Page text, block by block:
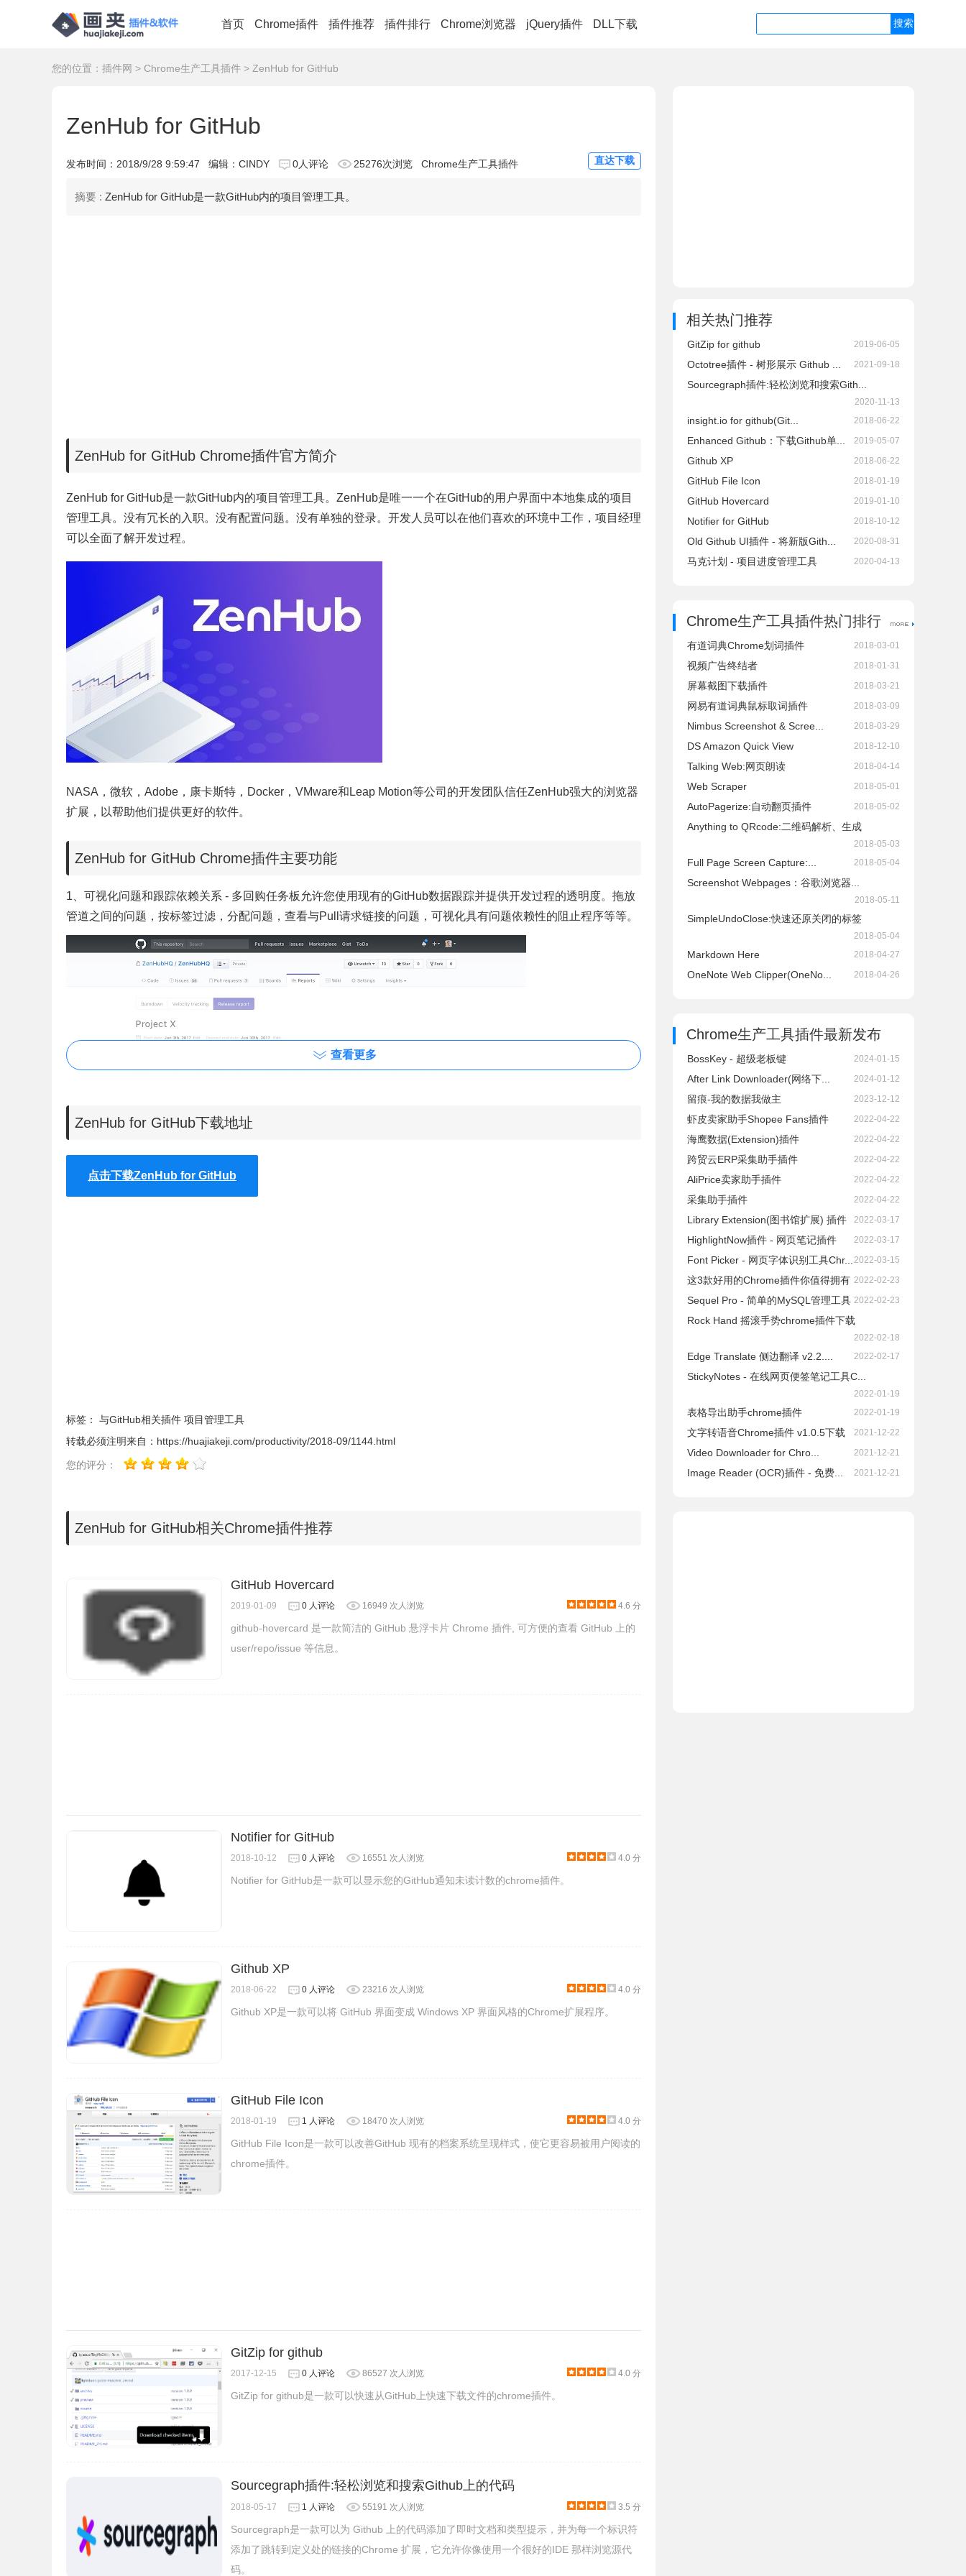
首页 Chrome插件 插件推荐 插件排行 Chrome浏览器 jQuery插件 DLL下载
您的位置： 插件网 > Chrome生产工具插件 > ZenHub for GitHub
ZenHub for GitHub
发布时间： 2018/9/28 9:59:47 编辑：CINDY 0人评论 25276次浏览 Chrome生产工具插件 直达下载
摘要 : ZenHub for GitHub是一款GitHub内的项目管理工具。
ZenHub for GitHub Chrome插件官方简介
ZenHub for GitHub是一款GitHub内的项目管理工具。ZenHub是唯一一个在GitHub的用户界面中本地集成的项目
管理工具。没有冗长的入职。没有配置问题。没有单独的登录。开发人员可以在他们喜欢的环境中工作，项目经理
可以全面了解开发过程。
NASA，微软，Adobe，康卡斯特，Docker，VMware和Leap Motion等公司的开发团队信任ZenHub强大的浏览器
扩展，以帮助他们提供更好的软件。
ZenHub for GitHub Chrome插件主要功能
1、可视化问题和跟踪依赖关系 - 多回购任务板允许您使用现有的GitHub数据跟踪并提供开发过程的透明度。拖放
管道之间的问题，按标签过滤，分配问题，查看与Pull请求链接的问题，可视化具有问题依赖性的阻止程序等等。
3、可操作的报告 - 发布报告，速度跟踪和Burndowns都可以实现更准确的预测和持续改进的见解。确定团队的节
奏和效率，检测趋势以改进流程，并衡量提供给最终用户的价值。
ZenHub for GitHub Chrome插件使用方法
1、离线安装ZenHub for GitHub的方法参照：
以参考chrome 67版本后无法拖拽离线安装CRX格式插件的解决方法
ZenHub for GitHub Chrome插件联系方式
https://www.zenhub.com/
查看更多
ZenHub for GitHub下载地址
点击下载ZenHub for GitHub
标签： 与GitHub相关插件 项目管理工具
转载必须注明来自： https://huajiakeji.com/productivity/2018-09/1144.html
您的评分：
ZenHub for GitHub相关Chrome插件推荐
GitHub Hovercard
2019-01-09 0 人评论 16949 次人浏览 4.6 分
github-hovercard 是一款简洁的 GitHub 悬浮卡片 Chrome 插件, 可方便的查看 GitHub 上的
user/repo/issue 等信息。
Notifier for GitHub
2018-10-12 0 人评论 16551 次人浏览 4.0 分
Notifier for GitHub是一款可以显示您的GitHub通知未读计数的chrome插件。
Github XP
2018-06-22 0 人评论 23216 次人浏览 4.0 分
Github XP是一款可以将 GitHub 界面变成 Windows XP 界面风格的Chrome扩展程序。
GitHub File Icon
2018-01-19 1 人评论 18470 次人浏览 4.0 分
GitHub File Icon是一款可以改善GitHub 现有的档案系统呈现样式，使它更容易被用户阅读的
chrome插件。
GitZip for github
2017-12-15 0 人评论 86527 次人浏览 4.0 分
GitZip for github是一款可以快速从GitHub上快速下载文件的chrome插件。
Sourcegraph插件:轻松浏览和搜索Github上的代码
2018-05-17 1 人评论 55191 次人浏览 3.5 分
Sourcegraph是一款可以为 Github 上的代码添加了即时文档和类型提示，并为每一个标识符
添加了跳转到定义处的链接的Chrome 扩展，它允许你像使用一个很好的IDE 那样浏览源代
码。
相关热门推荐
GitZip for github 2019-06-05
Octotree插件 - 树形展示 Github ... 2021-09-18
Sourcegraph插件:轻松浏览和搜索Gith...
2020-11-13
insight.io for github(Git... 2018-06-22
Enhanced Github：下载Github单... 2019-05-07
Github XP 2018-06-22
GitHub File Icon 2018-01-19
GitHub Hovercard 2019-01-10
Notifier for GitHub 2018-10-12
Old Github UI插件 - 将新版Gith... 2020-08-31
马克计划 - 项目进度管理工具 2020-04-13
Chrome生产工具插件热门排行
有道词典Chrome划词插件 2018-03-01
视频广告终结者 2018-01-31
屏幕截图下载插件 2018-03-21
网易有道词典鼠标取词插件 2018-03-09
Nimbus Screenshot & Scree... 2018-03-29
DS Amazon Quick View 2018-12-10
Talking Web:网页朗读 2018-04-14
Web Scraper 2018-05-01
AutoPagerize:自动翻页插件 2018-05-02
Anything to QRcode:二维码解析、生成
2018-05-03
Full Page Screen Capture:... 2018-05-04
Screenshot Webpages：谷歌浏览器...
2018-05-11
SimpleUndoClose:快速还原关闭的标签
2018-05-04
Markdown Here 2018-04-27
OneNote Web Clipper(OneNo... 2018-04-26
Chrome生产工具插件最新发布
BossKey - 超级老板键 2024-01-15
After Link Downloader(网络下... 2024-01-12
留痕-我的数据我做主 2023-12-12
虾皮卖家助手Shopee Fans插件 2022-04-22
海鹰数据(Extension)插件 2022-04-22
跨贸云ERP采集助手插件 2022-04-22
AliPrice卖家助手插件 2022-04-22
采集助手插件 2022-04-22
Library Extension(图书馆扩展) 插件 2022-03-17
HighlightNow插件 - 网页笔记插件 2022-03-17
Font Picker - 网页字体识别工具Chr... 2022-03-15
这3款好用的Chrome插件你值得拥有 2022-02-23
Sequel Pro - 简单的MySQL管理工具 2022-02-23
Rock Hand 摇滚手势chrome插件下载
2022-02-18
Edge Translate 侧边翻译 v2.2.... 2022-02-17
StickyNotes - 在线网页便签笔记工具C...
2022-01-19
表格导出助手chrome插件 2022-01-19
文字转语音Chrome插件 v1.0.5下载 2021-12-22
Video Downloader for Chro... 2021-12-21
Image Reader (OCR)插件 - 免费... 2021-12-21